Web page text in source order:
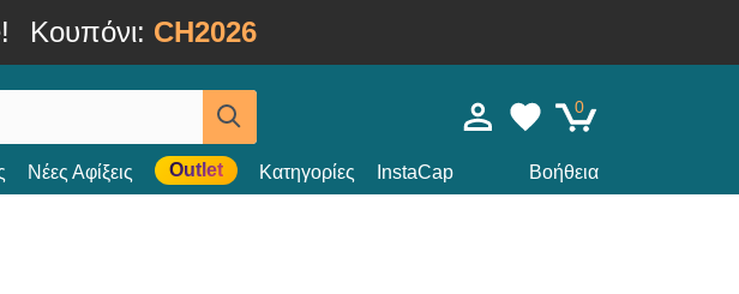
Κουπόνι: CH2026
0
Νέες Αφίξεις Outlet Κατηγορίες InstaCap Βοήθεια